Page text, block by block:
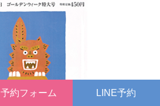
予約フォーム LINE予約